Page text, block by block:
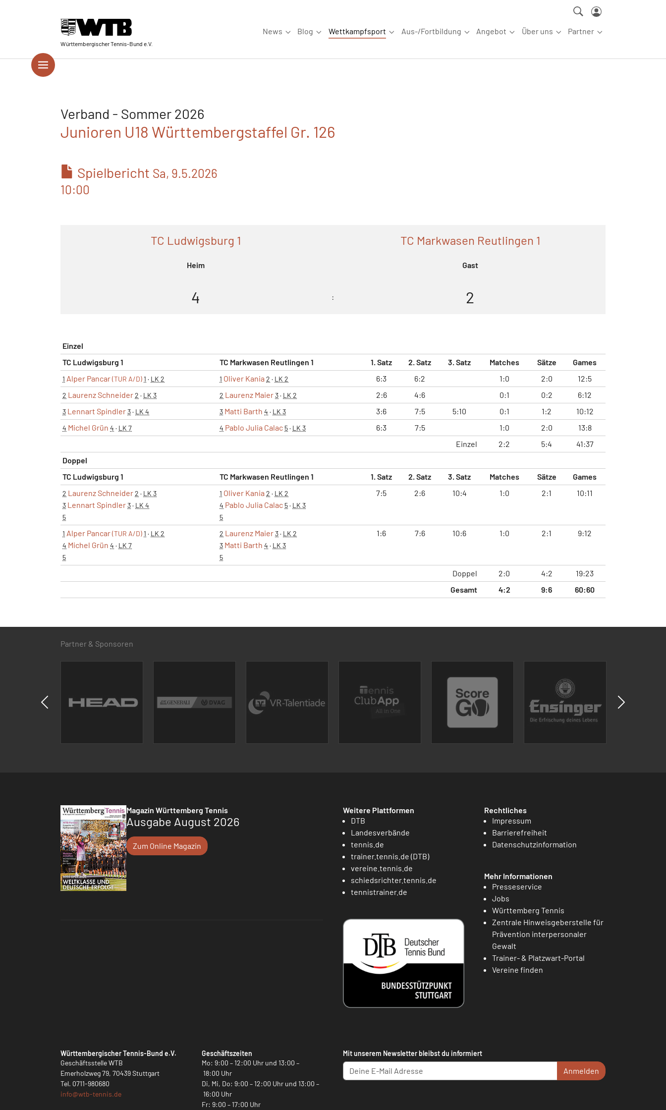
Württembergischer Tennis-Bund e.V.
News
Submenu for "News"
Blog
Submenu for "Blog"
Wettkampfsport
Submenu for "Wettkampfsport"
Aus-/Fortbildung
Submenu for "Aus-/Fortbildung"
Angebot
Submenu for "Angebot"
Über uns
Submenu for "Über uns"
Partner
Submenu for
Verband - Sommer 2026
Junioren U18 Württembergstaffel Gr. 126
Spielbericht Sa, 9.5.2026
10:00
TC Ludwigsburg 1
Heim
TC Markwasen Reutlingen 1
Gast
4 : 2
Einzel
TC Ludwigsburg 1
TC Markwasen Reutlingen 1 1. Satz 2. Satz 3. Satz Matches Sätze Games
1 Alper Pancar(TUR A/D)1 · LK 2 1 Oliver Kania 2 · LK 2 6:3 6:2 1:0 2:0 12:5
2 Laurenz Schneider2 · LK 3 2 Laurenz Maier3· LK 2 2:6 4:6 0:1 0:2 6:12
3 Lennart Spindler3· LK 4 3 Matti Barth 4 · LK 3 3:6 7:5 5:10 0:1 1:2 10:12
4 Michel Grün 4 · LK 7 4 Pablo Julia Calac 5· LK 3 6:3 7:5 1:0 2:0
13:8
Einzel
2:2 5:4
41:37
Doppel
TC Ludwigsburg 1
TC Markwasen Reutlingen 1 1. Satz 2. Satz 3. Satz Matches Sätze Games
2 Laurenz Schneider2 · LK 3
3 Lennart Spindler3· LK 4
5
1 Oliver Kania 2 · LK 2
4 Pablo Julia Calac 5· LK 3
5
7:5 2:6 10:4 1:0 2:1 10:11
1 Alper Pancar(TUR A/D)1 · LK 2
4 Michel Grün 4 · LK 7
5
2 Laurenz Maier3· LK 2
3 Matti Barth 4 · LK 3
5
1:6 7:6 10:6 1:0 2:1 9:12
Doppel 2:0 4:2
19:23
Gesamt
4:2 9:6 60:60
Partner & Sponsoren
Magazin Württemberg Tennis
Ausgabe August 2026
Zum Online Magazin
Weitere Plattformen
DTB
Landesverbände
tennis.de
trainer.tennis.de (DTB)
vereine.tennis.de
schiedsrichter.tennis.de
tennistrainer.de
Rechtliches
Impressum
Barrierefreiheit
Datenschutzinformation
Mehr Informationen
Presseservice
Jobs
Württemberg Tennis
Zentrale Hinweisgeberstelle für
Prävention interpersonaler
Gewalt
Trainer- & Platzwart-Portal
Vereine finden
Württembergischer Tennis-Bund e.V.
Geschäftsstelle WTB
Emerholzweg 79, 70439 Stuttgart
Tel. 0711-980680
info@wtb-tennis.de
Geschäftszeiten
Mo: 9:00 – 12:00 Uhr und 13:00 –
18:00 Uhr
Di, Mi, Do: 9:00 – 12:00 Uhr und 13:00 –
16:00 Uhr
Fr: 9:00 – 17:00 Uhr
Mit unserem Newsletter bleibst du informiert
Anmelden